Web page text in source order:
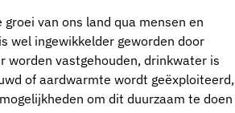
van ons land qua mensen en
wel ingewikkelder geworden door
worden vastgehouden, drinkwater is
of aardwarmte wordt geëxploiteerd,
om dit duurzaam te doen